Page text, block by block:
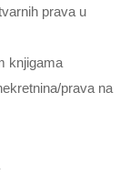
prava u
knjigama
prava na